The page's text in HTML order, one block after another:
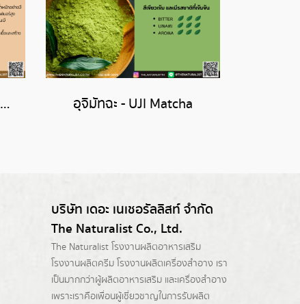
เมล็ดควีนัวสีขาว - White Quinoa Seed อุจิมัทฉะ - UJI Matcha
บริษัท เดอะ เนเชอรัลลิสท์ จำกัด
The Naturalist Co., Ltd.
The Naturalist โรงงานผลิตอาหารเสริม
โรงงานผลิตครีมโรงงานผลิตเครื่องสำอาง เรา
เป็นมากกว่าผู้ผลิตอาหารเสริมและเครื่องสำอาง
เพราะเราคือเพื่อนผู้เชี่ยวชาญในการรับผลิต